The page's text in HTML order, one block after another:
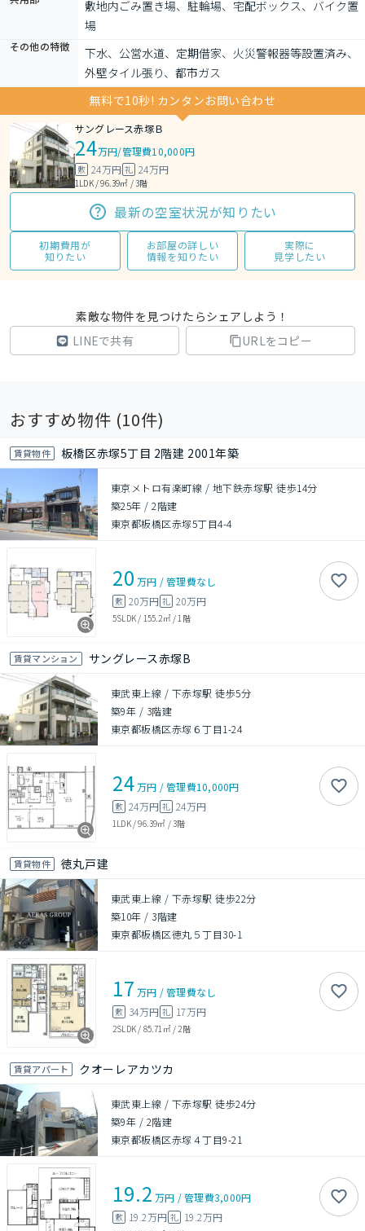
敷地内ごみ置き場、駐輪場、宅配ボックス、バイク置
場
その他の特徴
下水、公営水道、定期借家、火災警報器等設置済み、
外壁タイル張り、都市ガス
無料で10秒! カンタンお問い合わせ
サングレース赤塚Ｂ
24万円/管理費10,000円
敷 24万円 礼 24万円
1LDK / 96.39㎡ / 3階
最新の空室状況が知りたい
初期費用が
知りたい
お部屋の詳しい
情報を知りたい
実際に
見学したい
素敵な物件を見つけたらシェアしよう！
LINEで共有
URLをコピー
おすすめ物件 (10件)
賃貸物件 板橋区赤塚5丁目 2階建 2001年築
東京メトロ有楽町線 / 地下鉄赤塚駅 徒歩14分
築25年 /2階建
東京都板橋区赤塚5丁目4-4
20 万円 /管理費なし
敷 20万円 礼 20万円
5SLDK / 155.2㎡/ 1階
賃貸マンション サングレース赤塚B
東武東上線 / 下赤塚駅 徒歩5分
築9年 / 3階建
東京都板橋区赤塚６丁目1-24
24万円 /管理費10,000円
敷 24万円 礼 24万円
1LDK/96.39㎡ /3階
賃貸物件 徳丸戸建
東武東上線 / 下赤塚駅 徒歩22分
築10年 / 3階建
東京都板橋区徳丸５丁目30-1
17 万円 /管理費なし
敷 34万円 礼 17万円
2SLDK / 85.71㎡/ 2階
賃貸アパート クオーレアカツカ
東武東上線 / 下赤塚駅 徒歩24分
築9年 / 2階建
東京都板橋区赤塚４丁目9-21
19.2 万円 /管理費3,000円
敷 19.2万円 礼 19.2万円